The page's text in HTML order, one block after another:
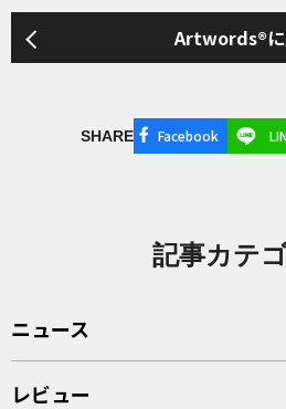
Artwords®に
SHARE Facebook
記事カテ
ニュース
レビュー